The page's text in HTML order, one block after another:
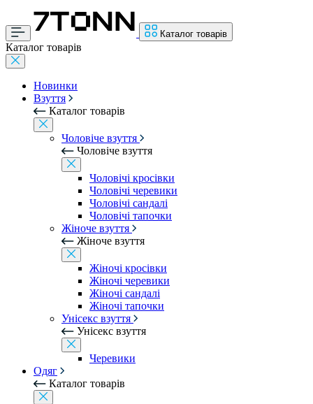
Каталог товарів
Каталог товарів
Новинки
Взуття
Каталог товарів
Чоловіче взуття
Чоловіче взуття
Чоловічі кросівки
Чоловічі черевики
Чоловічі сандалі
Чоловічі тапочки
Жіноче взуття
Жіноче взуття
Жіночі кросівки
Жіночі черевики
Жіночі сандалі
Жіночі тапочки
Унісекс взуття
Унісекс взуття
Черевики
Одяг
Каталог товарів